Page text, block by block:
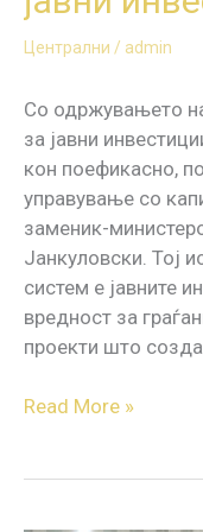
Централни / admin
Со одржувањето
за јавни
кон поефикасно,
управување со
заменик-
Јанкуловски. Тој
систем е јавните
вредност за
проекти што
Read More »